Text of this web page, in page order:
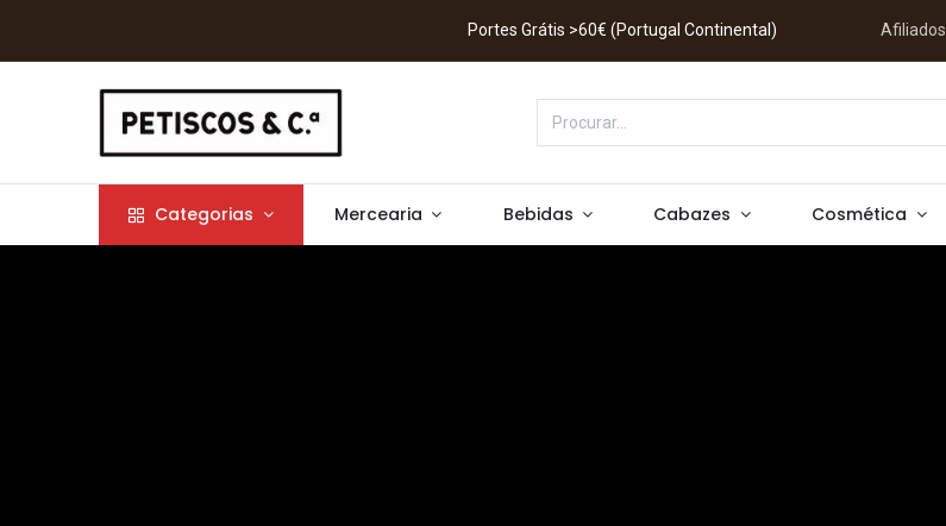
Portes Grátis >60€ (Portugal Continental) Afiliados
Categorias Mercearia Bebidas Cabazes Cosmética